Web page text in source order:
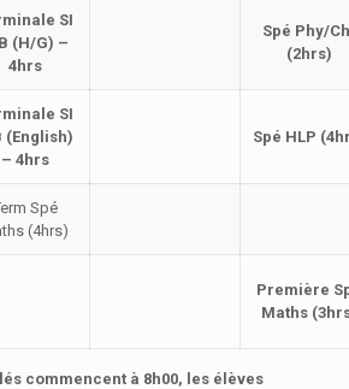
SI
(H/G) –
4hrs
Spé Phy/
(2hrs)
SI
(English)
– 4hrs
Spé HLP
Spé
(4hrs)
Première
Maths
commencent à 8h00, les élèves